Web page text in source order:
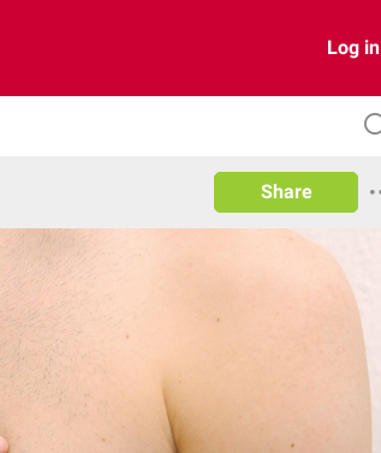
Log in
Share